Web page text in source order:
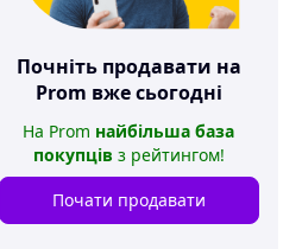
Почніть продавати на
Prom вже сьогодні
На Prom найбільша база
покупців з рейтингом!
Почати продавати